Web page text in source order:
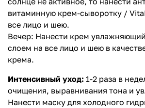
витаминную крем-сыворотку /
все лицо и шею.
Вечер: Нанести крем
слоем на все лицо и шею в
крема.
Интенсивный уход: 1-2 раза в
очищения, выравнивания тона и
Нанести маску для холодного